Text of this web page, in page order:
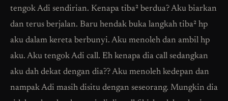
tengok Adi sendirian. Kenapa tiba² berdua? Aku biarkan
dan terus berjalan. Baru hendak buka langkah tiba² hp
aku dalam kereta berbunyi. Aku menoleh dan ambil hp
aku. Aku tengok Adi call. Eh kenapa dia call sedangkan
aku dah dekat dengan dia?? Aku menoleh kedepan dan
nampak Adi masih disitu dengan seseorang. Mungkin dia